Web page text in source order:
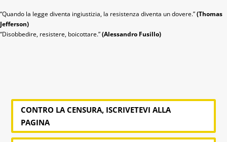
“Quando la legge diventa ingiustizia, la resistenza diventa un dovere.”(Thomas
Jefferson)
“Disobbedire, resistere, boicottare.”(Alessandro Fusillo)
CONTRO LA CENSURA, ISCRIVETEVI ALLA
PAGINA